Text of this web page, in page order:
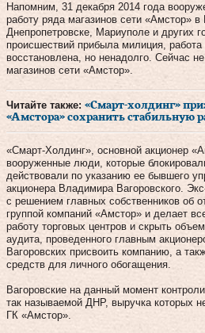
Напомним, 31 декабря 2014 года
работу ряда магазинов сети «Амстор»
Днепропетровске, Мариуполе и других
происшествий прибыла милиция,
восстановлена, но ненадолго. Сейчас
магазинов сети «Амстор».
Читайте также: «Смарт-холдинг»
«Амстора» сохранить стабильную
«Смарт-Холдинг», основной акционер
вооруженные люди, которые
действовали по указанию ее бывшего
акционера Владимира Вагоровского.
с решением главных собственников об
группой компаний «Амстор» и делает
работу торговых центров и скрыть
аудита, проведенного главным
Вагоровских присвоить компанию, а
средств для личного обогащения.
Вагоровские на данный момент
так называемой ДНР, выручка которых
ГК «Амстор».